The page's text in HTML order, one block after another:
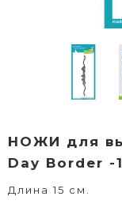
НОЖИ для
Day Border -
Длина 15 см.